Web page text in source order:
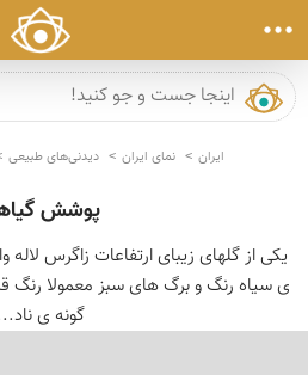
ایران نمای ایران دیدنی‌های طبیعی
پوشش
یکی از گلهای زیبای ارتفاعات زاگرس
ی سیاه رنگ و برگ های سبز معمولا رنگ
گونه ی